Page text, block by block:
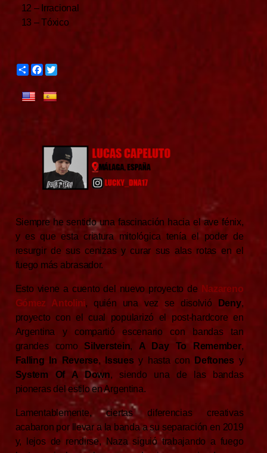
12 – Irracional
13 – Tóxico
S
h
r
F
a
e
T
w
Siempre he sentido una fascinación hacia el ave fénix,
y es que esta criatura mitológica tenía el poder de
resurgir de sus cenizas y curar sus alas rotas en el
fuego más abrasador.
Esto viene a cuento del nuevo proyecto de Nazareno
Gómez Antolini, quién una vez se disolvió Deny,
proyecto con el cual popularizó el post-hardcore en
Argentina y compartió escenario con bandas tan
grandes comoSilverstein, A Day To Remember,
Falling In Reverse, Issues y hasta con Deftones y
System Of A Down, siendo una de las bandas
pioneras del estilo en Argentina.
Lamentablemente, ciertas diferencias creativas
acabaron por llevar a la banda a su separación en 2019
y, lejos de rendirse, Naza siguió trabajando a fuego